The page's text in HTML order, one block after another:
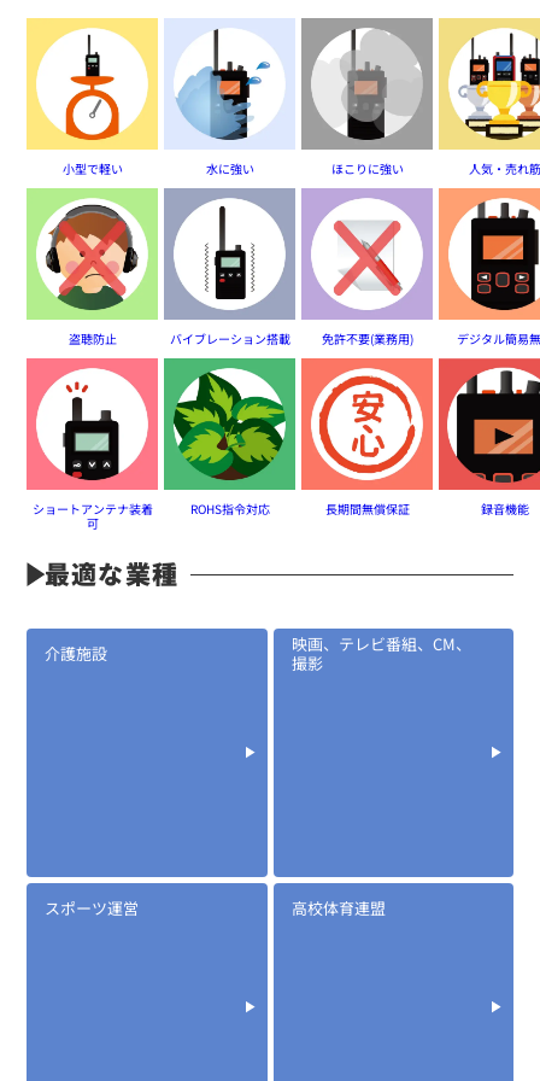
定価:生産終了 ...続きを読む
※騒音下での使用に適しています
※後継はEK-535
BT-03W
イヤホンマイク(両耳用)
※両耳で使用できます
小型で軽い 水に強い ほこりに強い 人気・売れ筋
盗聴防止 バイブレーション搭載 免許不要(業務用) デジタル簡易
ショートアンテナ装着
可
ROHS指令対応 長期間無償保証 録音機能
最適な業種
介護施設
映画、テレビ番組、CM、
撮影
スポーツ運営 高校体育連盟